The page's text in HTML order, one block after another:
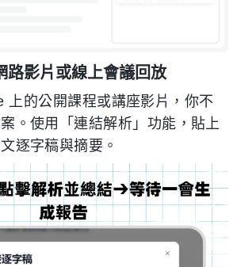
路影片或線上會議回放
上的公開課程或講座影片，你不
。使用「連結解析」功能，貼上
逐字稿與摘要。